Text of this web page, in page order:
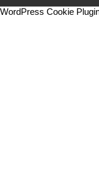
WordPress Cookie